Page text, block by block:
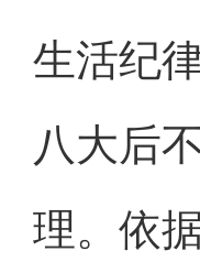
生活纪
八大后
理。依